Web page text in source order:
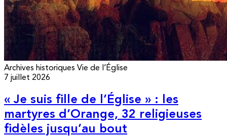
Archives historiques Vie de l’Église
7 juillet 2026
« Je suis fille de l’Église » : les
martyres d’Orange, 32 religieuses
fidèles jusqu’au bout